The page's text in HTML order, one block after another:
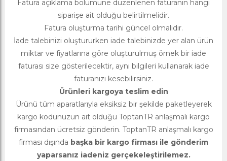
Fatura açıklama bölümüne düzenlenen faturanın hangi
siparişe ait olduğu belirtilmelidir.
Fatura oluşturma tarihi güncel olmalıdır.
İade talebinizi oluştururken iade talebinizde yer alan ürün
miktar ve fiyatlarına göre oluşturulmuş örnek bir iade
faturası size gösterilecektir, aynı bilgileri kullanarak iade
faturanızı kesebilirsiniz.
Ürünleri kargoya teslim edin
Ürünü tüm aparatlarıyla eksiksiz bir şekilde paketleyerek
kargo kodunuzun ait olduğu ToptanTR anlaşmalı kargo
firmasından ücretsiz gönderin. ToptanTR anlaşmalı kargo
firması dışında başka bir kargo firması ile gönderim
yaparsanız iadeniz gerçekeleştirilemez.